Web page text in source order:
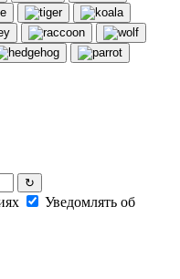
↻
Уведомлять об